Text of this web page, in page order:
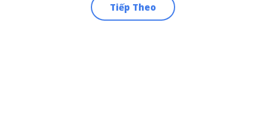
Tiếp Theo